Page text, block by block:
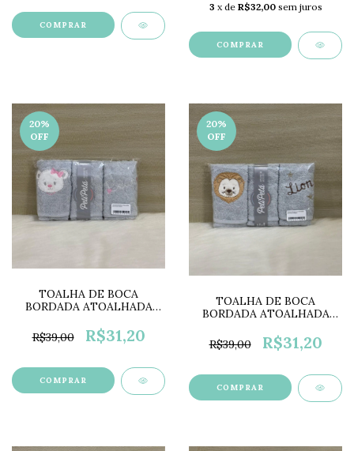
3 x de R$32,00 sem juros
COMPRAR
20%
OFF
TOALHA DE BOCA
BORDADA ATOALHADA
R$39,00
R$31,20
COMPRAR
20%
OFF
TOALHA DE BOCA
BORDADA ATOALHADA
R$39,00
R$31,20
COMPRAR